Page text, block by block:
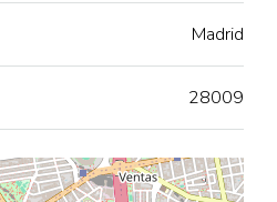
Madrid
28009